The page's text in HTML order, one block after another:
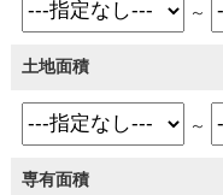
～
土地面積
～
専有面積